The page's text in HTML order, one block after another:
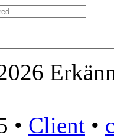
• Client •